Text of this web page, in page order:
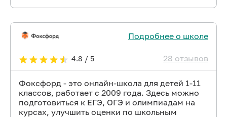
Подробнее о школе
4.8 / 5 28 отзывов
Фоксфорд - это онлайн-школа для детей 1-11
классов, работает с 2009 года. Здесь можно
подготовиться к ЕГЭ, ОГЭ и олимпиадам на
курсах, улучшить оценки по школьным